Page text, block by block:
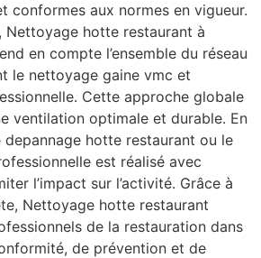
conformes aux normes en vigueur.
Nettoyage hotte restaurant à
en compte l’ensemble du réseau
le nettoyage gaine vmc et
Cette approche globale
ventilation optimale et durable. En
hotte restaurant ou le
est réalisé avec
l’impact sur l’activité. Grâce à
Nettoyage hotte restaurant
de la restauration dans
de prévention et de